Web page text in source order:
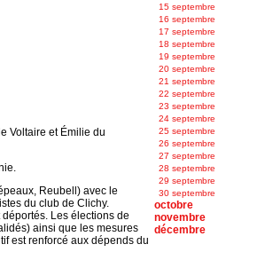
15 septembre
16 septembre
17 septembre
18 septembre
19 septembre
20 septembre
21 septembre
22 septembre
23 septembre
24 septembre
25 septembre
26 septembre
27 septembre
28 septembre
29 septembre
30 septembre
octobre
novembre
décembre
Voltaire et Émilie du
Reubell) avec le
du club de Clichy.
Les élections de
ainsi que les mesures
est renforcé aux dépends du